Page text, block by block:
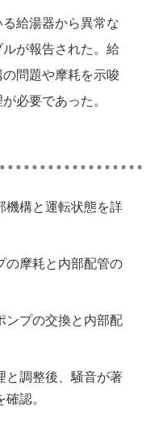
給湯器から異常な
が報告された。給
問題や摩耗を示唆
必要であった。
機構と運転状態を詳
の摩耗と内部配管の
ンプの交換と内部配
と調整後、騒音が著
認。